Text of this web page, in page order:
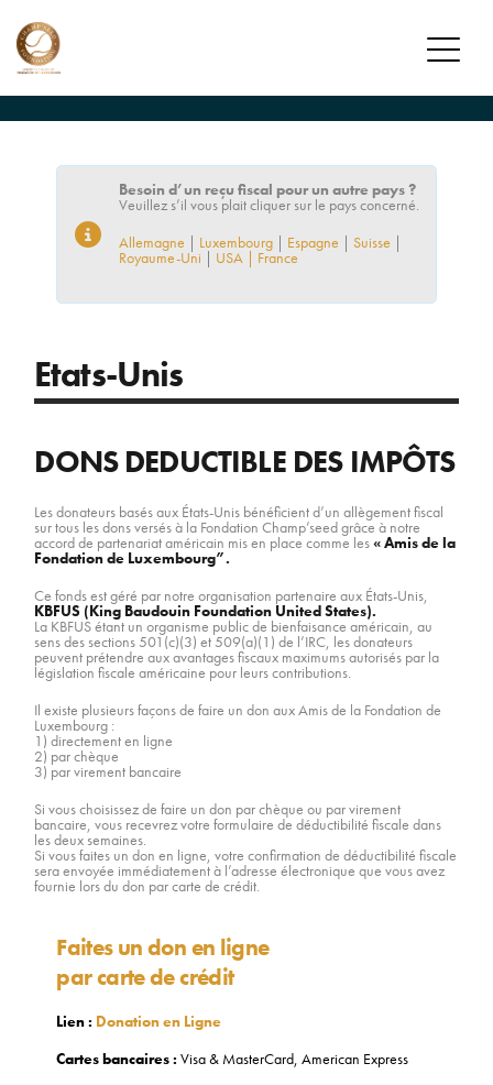
FONDATION
JOUEURS CHAMP’SEED
DEVENIR DONATEUR
RAPPORTS D’ACTIVITÉ
Besoin d’un reçu fiscal pour un autre pays ?
Veuillez s’il vous plait cliquer sur le pays concerné.
Allemagne | Luxembourg | Espagne |Suisse |
Royaume-Uni | USA | France
Etats-Unis
DONS DEDUCTIBLE DES IMPÔTS
Les donateurs basés aux États-Unis bénéficient d’un allègement fiscal
sur tous les dons versés à la Fondation Champ’seed grâce à notre
accord de partenariat américain mis en place comme les« Amis de la
Fondation de Luxembourg”.
Ce fonds est géré par notre organisation partenaire aux États-Unis,
KBFUS (King Baudouin Foundation United States).
La KBFUS étant un organisme public de bienfaisance américain, au
sens des sections 501(c)(3) et 509(a)(1) de l’IRC, les donateurs
peuvent prétendre aux avantages fiscaux maximums autorisés par la
législation fiscale américaine pour leurs contributions.
Il existe plusieurs façons de faire un don aux Amis de la Fondation de
Luxembourg :
1) directement en ligne
2) par chèque
3) par virement bancaire
Si vous choisissez de faire un don par chèque ou par virement
bancaire, vous recevrez votre formulaire de déductibilité fiscale dans
les deux semaines.
Si vous faites un don en ligne, votre confirmation de déductibilité fiscale
sera envoyée immédiatement à l’adresse électronique que vous avez
fournie lors du don par carte de crédit.
Faites un don en ligne
par carte de crédit
Lien : Donation en Ligne
Cartes bancaires : Visa & MasterCard, American Express